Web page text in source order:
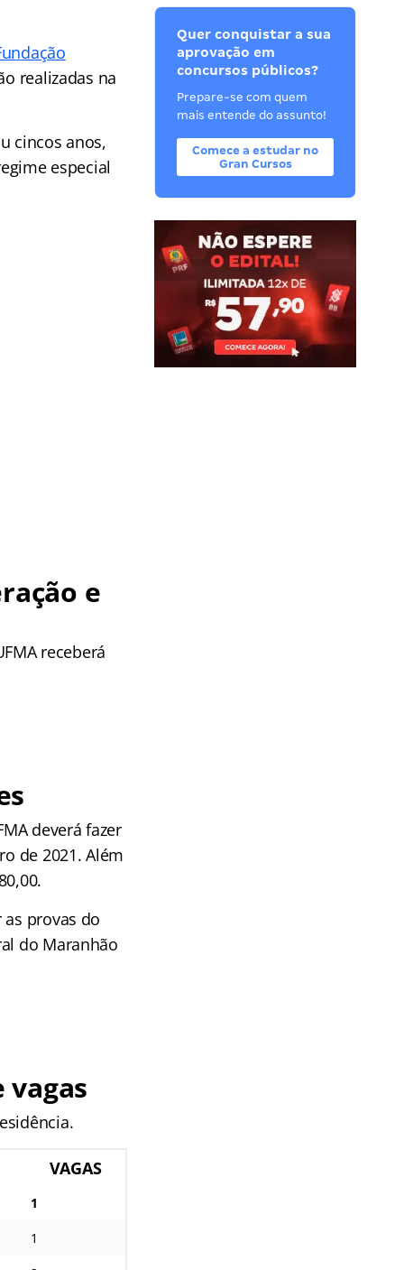
realizadas na
cincos anos,
especial
e
receberá
deverá fazer
de 2021. Além
provas do
do Maranhão
vagas
VAGAS
1
1
Quer conquistar a sua
aprovação em
concursos públicos?
Prepare-se com quem
mais entende do assunto!
Comece a estudar no
Gran Cursos